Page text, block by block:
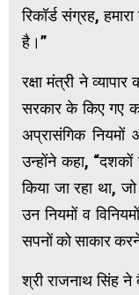
रिकॉर्ड संग्रह,
है।”
रक्षा मंत्री ने
सरकार के किए गए
अप्रासंगिक नियमों
उन्होंने कहा,
किया जा रहा था,
उन नियमों व
सपनों को साकार
श्री राजनाथ सिंह ने